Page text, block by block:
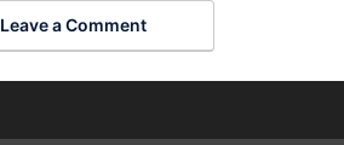
Leave a Comment